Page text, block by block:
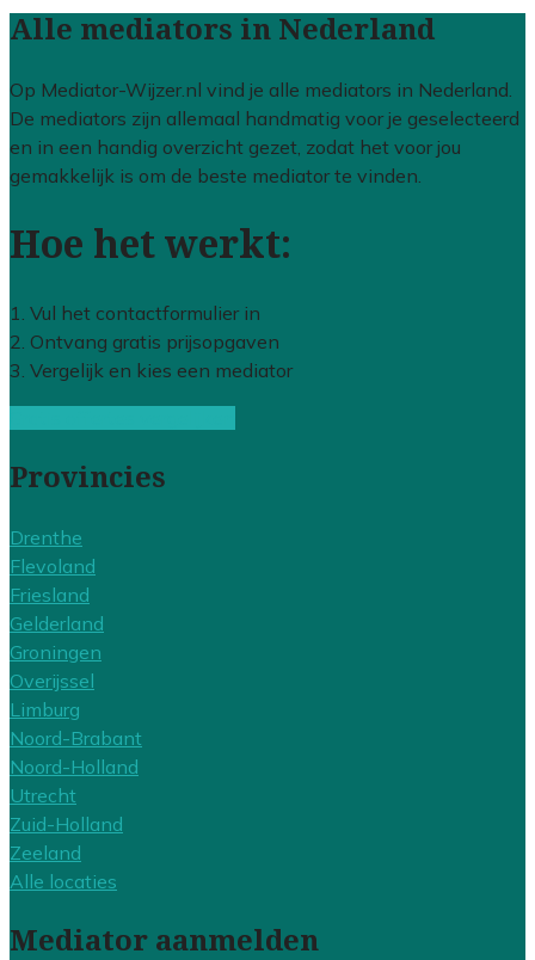
Alle mediators in Nederland
Op Mediator-Wijzer.nl vind je alle mediators in Nederland.
De mediators zijn allemaal handmatig voor je geselecteerd
en in een handig overzicht gezet, zodat het voor jou
gemakkelijk is om de beste mediator te vinden.
Hoe het werkt:
1. Vul het contactformulier in
2. Ontvang gratis prijsopgaven
3. Vergelijk en kies een mediator
Provincies
Drenthe
Flevoland
Friesland
Gelderland
Groningen
Overijssel
Limburg
Noord-Brabant
Noord-Holland
Utrecht
Zuid-Holland
Zeeland
Alle locaties
Mediator aanmelden